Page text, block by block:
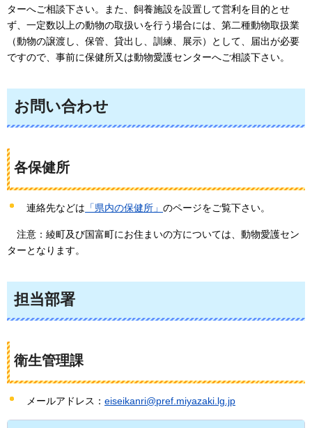
ターへご相談下さい。また、飼養施設を設置して営利を目的とせ
ず、一定数以上の動物の取扱いを行う場合には、第二種動物取扱業
（動物の譲渡し、保管、貸出し、訓練、展示）として、届出が必要
ですので、事前に保健所又は動物愛護センターへご相談下さい。
お問い合わせ
各保健所
連絡先などは 「県内の保健所」 のページをご覧下さい。
注意： 綾町及び国富町にお住まいの方については、動物愛護セン
ターとなります。
担当部署
衛生管理課
メールアドレス： eiseikanri@pref.miyazaki.lg.jp